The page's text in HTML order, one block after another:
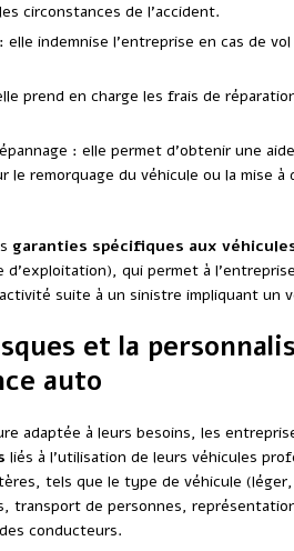
circonstances de l’accident.
indemnise l’entreprise en cas de
prend en charge les frais de
: elle permet d’obtenir une
le remorquage du véhicule ou la mise à
garanties spécifiques aux
qui permet à
suite à un sinistre impliquant un
et la
auto
adaptée à leurs besoins, les
liés à l’utilisation de leurs véhicules
tels que le type de véhicule
transport de personnes,
conducteurs.